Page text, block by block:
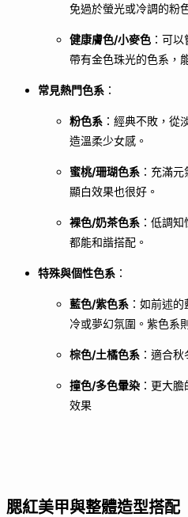
免過於螢光或冷調的粉
健康膚色/小麥色 ：可
帶有金色珠光的色系，
常見熱門色系 ：
粉色系 ：經典不敗，從
造溫柔少女感。
蜜桃/珊瑚色系 ：充滿
顯白效果也很好。
裸色/奶茶色系 ：低調
都能和諧搭配。
特殊與個性色系 ：
藍色/紫色系 ：如前述
冷或夢幻氛圍。紫色系
棕色/土橘色系 ：適合
撞色/多色暈染 ：更大
效果
腮紅美甲與整體造型搭配